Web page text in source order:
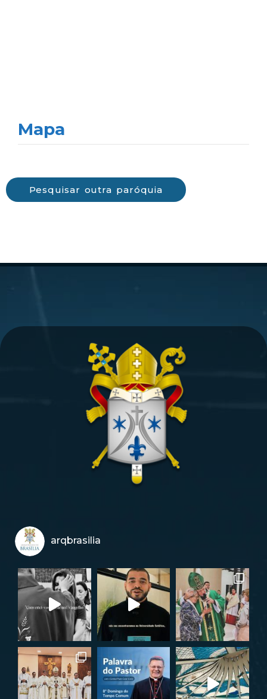
Mapa
Pesquisar outra paróquia
arqbrasilia